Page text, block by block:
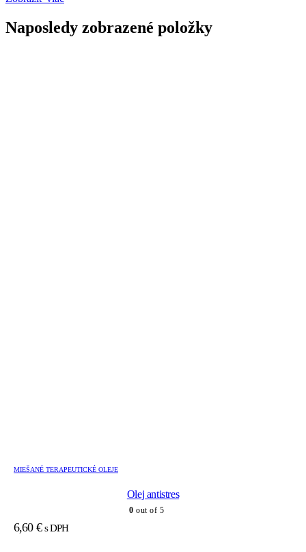
Naposledy zobrazené položky
MIEŠANÉ TERAPEUTICKÉ OLEJE
Olej antistres
0 out of 5
6,60 € s DPH